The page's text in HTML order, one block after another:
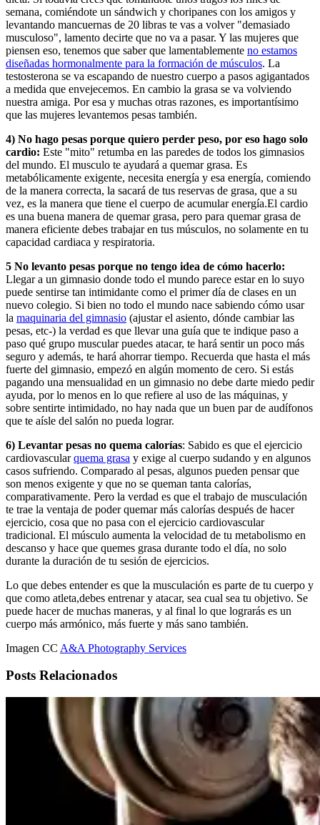
semana, comiéndote un sándwich y choripanes con los amigos y
levantando mancuernas de 20 libras te vas a volver "demasiado
musculoso", lamento decirte que no va a pasar. Y las mujeres que
piensen eso, tenemos que saber que lamentablemente no estamos
diseñadas hormonalmente para la formación de músculos. La
testosterona se va escapando de nuestro cuerpo a pasos agigantados
a medida que envejecemos. En cambio la grasa se va volviendo
nuestra amiga. Por esa y muchas otras razones, es importantísimo
que las mujeres levantemos pesas también.
4) No hago pesas porque quiero perder peso, por eso hago solo
cardio: Este "mito" retumba en las paredes de todos los gimnasios
del mundo. El musculo te ayudará a quemar grasa. Es
metabólicamente exigente, necesita energía y esa energía, comiendo
de la manera correcta, la sacará de tus reservas de grasa, que a su
vez, es la manera que tiene el cuerpo de acumular energía.El cardio
es una buena manera de quemar grasa, pero para quemar grasa de
manera eficiente debes trabajar en tus músculos, no solamente en tu
capacidad cardiaca y respiratoria.
5 No levanto pesas porque no tengo idea de cómo hacerlo:
Llegar a un gimnasio donde todo el mundo parece estar en lo suyo
puede sentirse tan intimidante como el primer día de clases en un
nuevo colegio. Si bien no todo el mundo nace sabiendo cómo usar
la maquinaria del gimnasio (ajustar el asiento, dónde cambiar las
pesas, etc-) la verdad es que llevar una guía que te indique paso a
paso qué grupo muscular puedes atacar, te hará sentir un poco más
seguro y además, te hará ahorrar tiempo. Recuerda que hasta el más
fuerte del gimnasio, empezó en algún momento de cero. Si estás
pagando una mensualidad en un gimnasio no debe darte miedo pedir
ayuda, por lo menos en lo que refiere al uso de las máquinas, y
sobre sentirte intimidado, no hay nada que un buen par de audífonos
que te aísle del salón no pueda lograr.
6) Levantar pesas no quema calorías: Sabido es que el ejercicio
cardiovascularquema grasa y exige al cuerpo sudando y en algunos
casos sufriendo. Comparado al pesas, algunos pueden pensar que
son menos exigente y que no se queman tanta calorías,
comparativamente. Pero la verdad es que el trabajo de musculación
te trae la ventaja de poder quemar más calorías después de hacer
ejercicio, cosa que no pasa con el ejercicio cardiovascular
tradicional. El músculo aumenta la velocidad de tu metabolismo en
descanso y hace que quemes grasa durante todo el día, no solo
durante la duración de tu sesión de ejercicios.
Lo que debes entender es que la musculación es parte de tu cuerpo y
que como atleta,debes entrenar y atacar, sea cual sea tu objetivo. Se
puede hacer de muchas maneras, y al final lo que lograrás es un
cuerpo más armónico, más fuerte y más sano también.
Imagen CC A&A Photography Services
Posts Relacionados